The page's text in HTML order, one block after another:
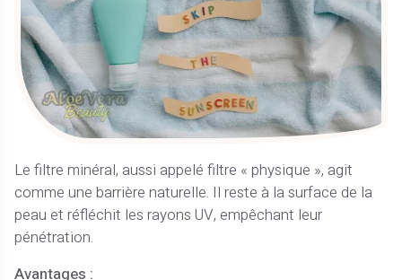
Le filtre minéral, aussi appelé filtre « physique », agit
comme une barrière naturelle. Il reste à la surface de la
peau et réfléchit les rayons UV, empêchant leur
pénétration.
Avantages :